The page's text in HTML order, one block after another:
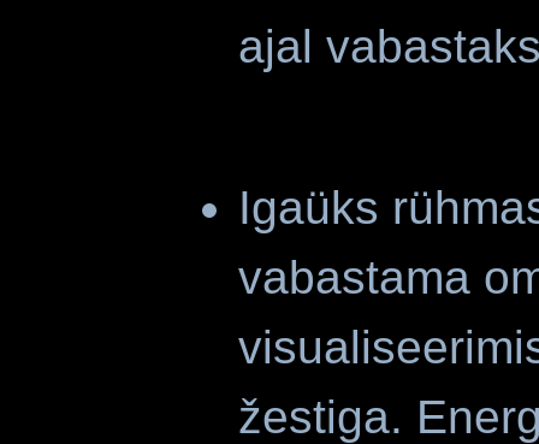
ajal
Igaüks
vabastama
žestiga.